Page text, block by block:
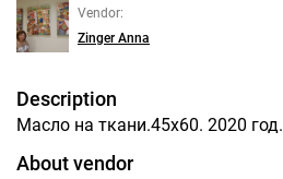
Vendor:
Zinger Anna
Description
Масло на ткани.45х60. 2020 год.
About vendor